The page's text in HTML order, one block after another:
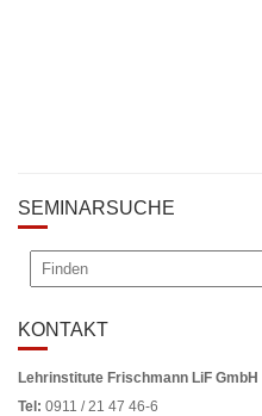
SEMINARSUCHE
KONTAKT
Lehrinstitute Frischmann LiF GmbH
Tel: 0911 / 21 47 46-6